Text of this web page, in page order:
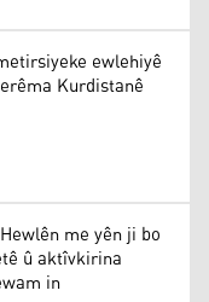
ewlehiyê
Kurdistanê
me yên ji bo
û aktîvkirina
in